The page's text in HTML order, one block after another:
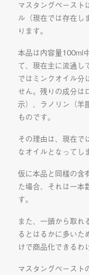
マスタングペースト
ル（現在では存在し
ります。
本品は内容量100ml
て、現在主に流通し
ではミンクオイル分
せん。残りの成分は
示）、ラノリン（羊
ものです。
その理由は、現在で
なオイルとなってし
仮に本品と同様の含
た場合、それは一本
す。
また、一頭から取れ
るとはるかに多いた
けで商品化できるわ
マスタングペースト